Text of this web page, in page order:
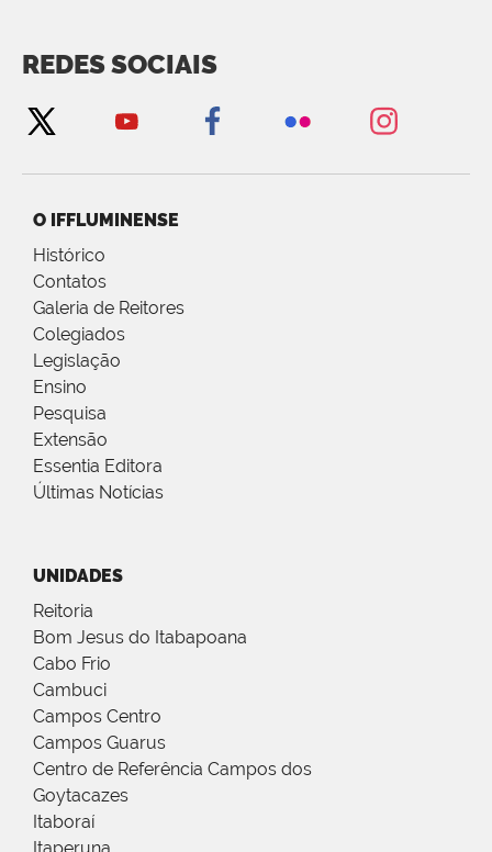
REDES SOCIAIS
O IFFLUMINENSE
Histórico
Contatos
Galeria de Reitores
Colegiados
Legislação
Ensino
Pesquisa
Extensão
Essentia Editora
Últimas Notícias
UNIDADES
Reitoria
Bom Jesus do Itabapoana
Cabo Frio
Cambuci
Campos Centro
Campos Guarus
Centro de Referência Campos dos
Goytacazes
Itaboraí